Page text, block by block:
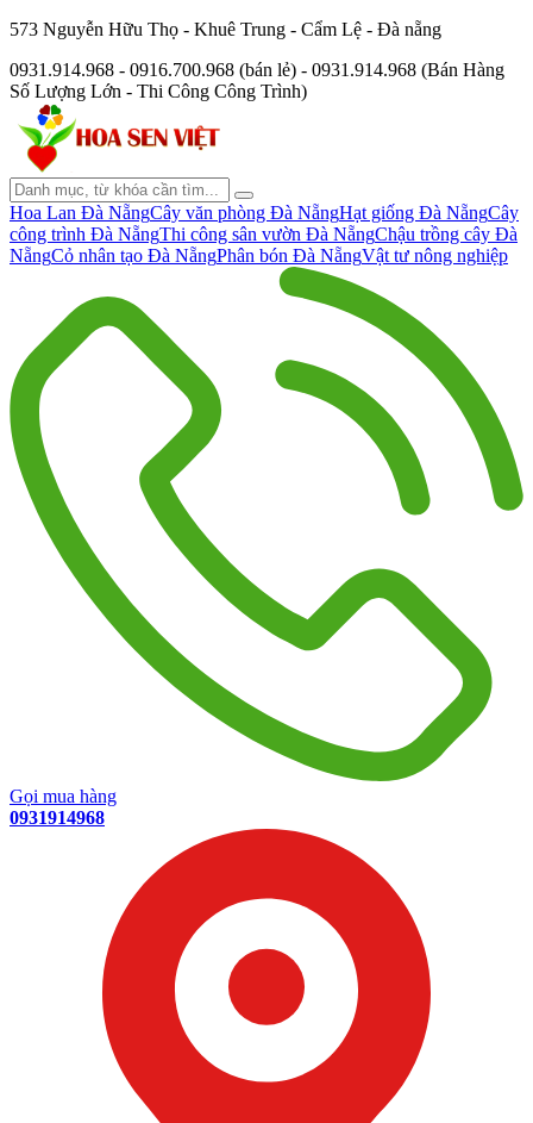
573 Nguyễn Hữu Thọ - Khuê Trung - Cẩm Lệ - Đà nẵng
0931.914.968 - 0916.700.968 (bán lẻ) - 0931.914.968 (Bán Hàng
Số Lượng Lớn - Thi Công Công Trình)
Hoa Lan Đà NẵngCây văn phòng Đà NẵngHạt giống Đà NẵngCây
công trình Đà NẵngThi công sân vườn Đà NẵngChậu trồng cây Đà
NẵngCỏ nhân tạo Đà NẵngPhân bón Đà NẵngVật tư nông nghiệp
Gọi mua hàng
0931914968